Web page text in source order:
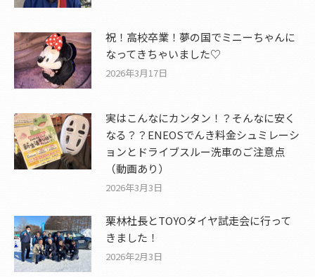
祝！高校卒業！夢の国でミニーちゃんに
なってきちゃいました♡
2026年3月17日
実はこんなにカンタン！？そんなに安く
なる？？ENEOSでんき料金シュミレーシ
ョンとドライブスルー洗車のご注意点
（動画あり）
2026年3月3日
栗林社長とTOYOタイヤ試走会に行って
きました！
2026年2月3日